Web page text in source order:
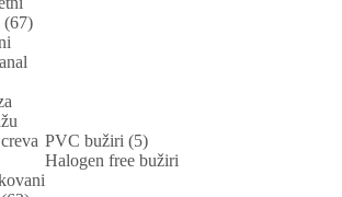
(67)
PVC bužiri (5)
Halogen free bužiri